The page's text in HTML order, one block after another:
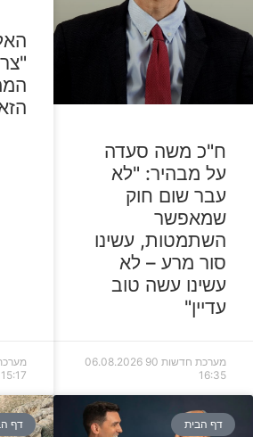
ח"כ משה סעדה
על מבהיר: "לא
עבר שום חוק
שמאפשר
השתמטות, עשינו
סור מרע – לא
עשינו עשה טוב
עדיין"
מערכת חדשות 90
06.08.2026
16:35
15:17
דף הבית דף